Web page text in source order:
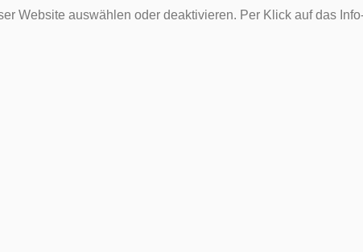
Website auswählen oder deaktivieren. Per Klick auf das